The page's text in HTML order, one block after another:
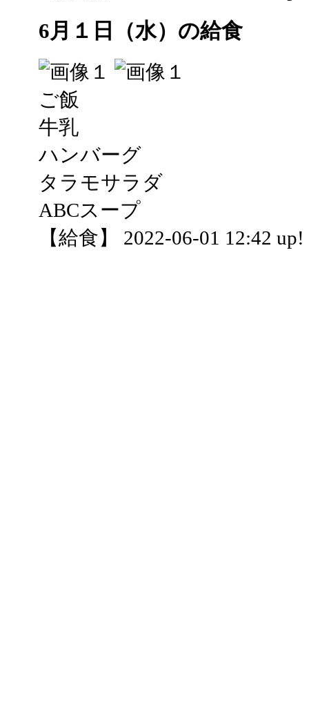
6月１日（水）の給食
ご飯
牛乳
ハンバーグ
タラモサラダ
ABCスープ
【給食】 2022-06-01 12:42 up!